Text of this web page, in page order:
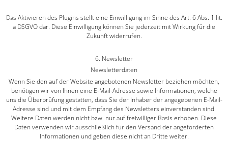
Das Aktivieren des Plugins stellt eine Einwilligung im Sinne des Art. 6 Abs. 1 lit.
a DSGVO dar. Diese Einwilligung können Sie jederzeit mit Wirkung für die
Zukunft widerrufen.
6. Newsletter
Newsletter­daten
Wenn Sie den auf der Website angebotenen Newsletter beziehen möchten,
benötigen wir von Ihnen eine E-Mail-Adresse sowie Informationen, welche
uns die Überprüfung gestatten, dass Sie der Inhaber der angegebenen E-Mail-
Adresse sind und mit dem Empfang des Newsletters einverstanden sind.
Weitere Daten werden nicht bzw. nur auf freiwilliger Basis erhoben. Diese
Daten verwenden wir ausschließlich für den Versand der angeforderten
Informationen und geben diese nicht an Dritte weiter.